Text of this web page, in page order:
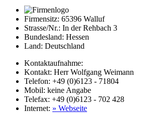
Firmensitz: 65396 Walluf
Strasse/Nr.: In der Rehbach 3
Bundesland: Hessen
Land: Deutschland
Kontaktaufnahme:
Kontakt: Herr Wolfgang Weimann
Telefon: +49 (0)6123 - 71804
Mobil: keine Angabe
Telefax: +49 (0)6123 - 702 428
Internet: » Webseite